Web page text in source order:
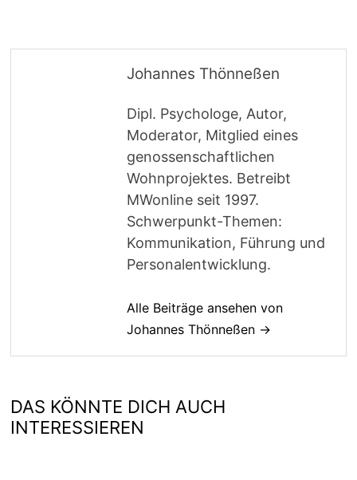
Johannes Thönneßen
Dipl. Psychologe, Autor,
Moderator, Mitglied eines
genossenschaftlichen
Wohnprojektes. Betreibt
MWonline seit 1997.
Schwerpunkt-Themen:
Kommunikation, Führung und
Personalentwicklung.
Alle Beiträge ansehen von
Johannes Thönneßen →
DAS KÖNNTE DICH AUCH
INTERESSIEREN